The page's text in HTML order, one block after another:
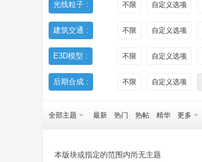
光线粒子 : 不限 自定义选项
建筑交通 : 不限 自定义选项
E3D模型 : 不限 自定义选项
后期合成 : 不限 自定义选项
全部主题 最新 热门 热帖 精华 更多
本版块或指定的范围内尚无主题